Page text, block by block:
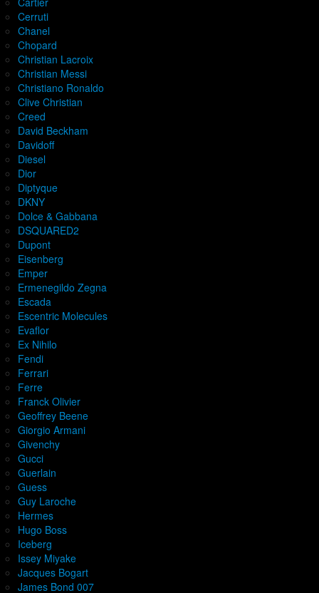
Cerruti
Chanel
Chopard
Christian Lacroix
Christian Messi
Christiano Ronaldo
Clive Christian
Creed
David Beckham
Davidoff
Diesel
Dior
Diptyque
DKNY
Dolce & Gabbana
DSQUARED2
Dupont
Eisenberg
Emper
Ermenegildo Zegna
Escada
Escentric Molecules
Evaflor
Ex Nihilo
Fendi
Ferrari
Ferre
Franck Olivier
Geoffrey Beene
Giorgio Armani
Givenchy
Gucci
Guerlain
Guess
Guy Laroche
Hermes
Hugo Boss
Iceberg
Issey Miyake
Jacques Bogart
James Bond 007